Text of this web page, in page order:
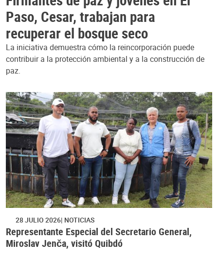
Paso, Cesar, trabajan para
recuperar el bosque seco
La iniciativa demuestra cómo la reincorporación puede
contribuir a la protección ambiental y a la construcción de
paz.
28 JULIO 2026 NOTICIAS
Representante Especial del Secretario General,
Miroslav Jenča, visitó Quibdó